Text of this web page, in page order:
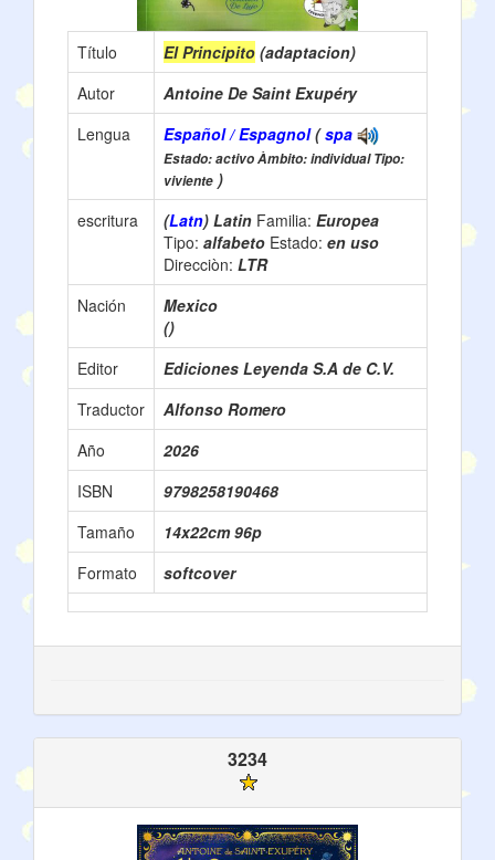
Título El Principito (adaptacion)
Autor
Antoine De Saint Exupéry
Lengua
Español / Espagnol(spa
Estado: activo Àmbito: individual Tipo:
viviente )
escritura
(Latn) Latin Familia: Europea
Tipo: alfabeto Estado: en uso
Direcciòn: LTR
Nación
Mexico
()
Editor
Ediciones Leyenda S.A de C.V.
Traductor
Alfonso Romero
Año
2026
ISBN
9798258190468
Tamaño
14x22cm 96p
Formato
softcover
3234